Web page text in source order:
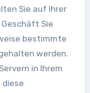
Sie auf Ihrer
Sie
bestimmte
werden.
in Ihrem
diese